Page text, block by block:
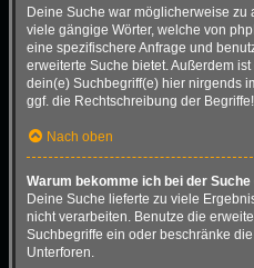
Deine Suche war möglicherweise
viele gängige Wörter, welche von
eine spezifischere Anfrage und
erweiterte Suche bietet. Außerdem
dein(e) Suchbegriff(e) hier nirgends
ggf. die Rechtschreibung der Begriffe!
Nach oben
Warum bekomme ich bei der
Deine Suche lieferte zu viele
nicht verarbeiten. Benutze die
Suchbegriffe ein oder beschränke
Unterforen.